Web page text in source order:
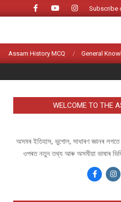
Subscribe
Assam History MCQ General
WELCOME TO THE
অসমৰ ইতিহাস, ভুগোল, সাধাৰণ জ্ঞানৰ
ওপৰত নতুন তথ্য আৰু অসমীয়া ভাষাৰ